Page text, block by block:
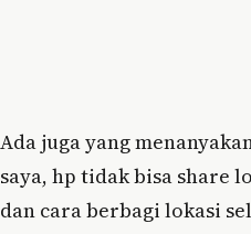
Ada juga yang
saya, hp tidak bisa share
dan cara berbagi lokasi